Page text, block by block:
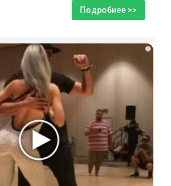
Подробнее >>
i